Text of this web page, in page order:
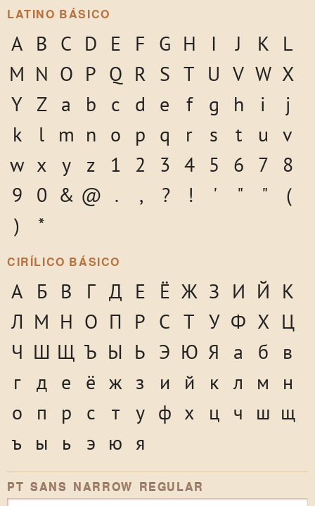
LATINO BÁSICO
A B C D E F G H I J K L
M N O P Q R S T U V W X
Y Z a b c d e f g h i
j
k
l m n o p q r s t u v
w x y z 1 2 3 4 5 6 7
8
9 0 & @ . , ? ! ' " "
(
)
*
CIRÍLICO BÁSICO
А Б В Г Д Е Ё Ж З И Й К
Л М Н О П Р С Т У Ф Х Ц
Ч Ш Щ Ъ Ы Ь Э Ю Я а б
в
г
д е ё ж з и й к л м
н
о
п р с т у ф х ц ч ш щ
ъ ы ь э ю я
PT SANS NARROW REGULAR